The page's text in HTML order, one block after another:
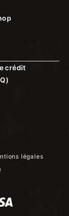
crédit
légales